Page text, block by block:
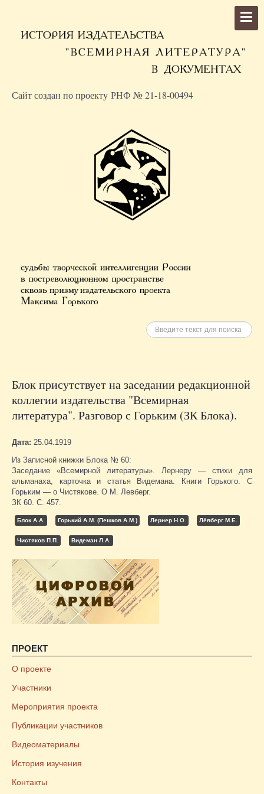
Сайт создан по проекту РНФ № 21-18-00494
Искать
Блок присутствует на заседании редакционной
коллегии издательства "Всемирная
литература". Разговор с Горьким (ЗК Блока).
Дата: 25.04.1919
Из Записной книжки Блока № 60:
Заседание «Всемирной литературы». Лернеру — стихи для
альманаха, карточка и статья Видемана. Книги Горького. С
Горьким — о Чистякове. О М. Левберг.
ЗК 60. С. 457.
Блок А.А. Горький А.М. (Пешков А.М.) Лернер Н.О. Лёвберг М.Е.
Чистяков П.П. Видеман Л.А.
ПРОЕКТ
О проекте
Участники
Мероприятия проекта
Публикации участников
Видеоматериалы
История изучения
Контакты